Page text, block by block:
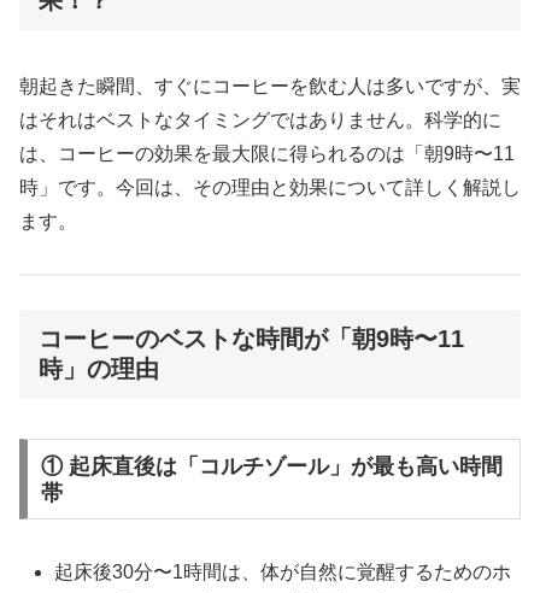
朝起きた瞬間、すぐにコーヒーを飲む人は多いですが、実
はそれはベストなタイミングではありません。科学的に
は、コーヒーの効果を最大限に得られるのは「朝9時〜11
時」です。今回は、その理由と効果について詳しく解説し
ます。
コーヒーのベストな時間が「朝9時〜11
時」の理由
① 起床直後は「コルチゾール」が最も高い時間
帯
起床後30分〜1時間は、体が自然に覚醒するためのホ